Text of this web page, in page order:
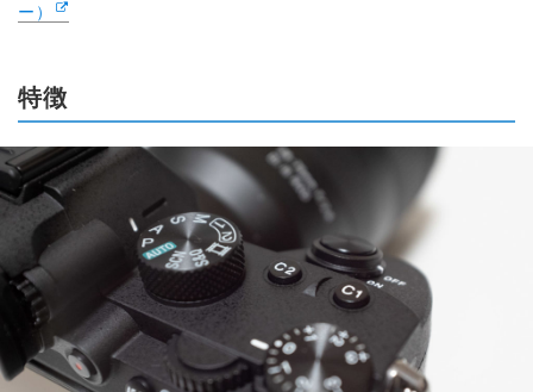
ー）
特徴